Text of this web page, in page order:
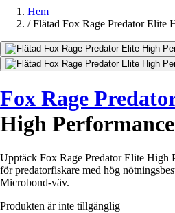
Hem
/ Flätad Fox Rage Predator Elite
Fox Rage
High
Upptäck Fox Rage Predator Elite High
för predatorfiskare med hög
Microbond-väv.
Produkten är inte tillgänglig